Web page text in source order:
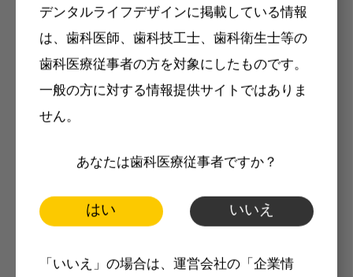
デンタルライフデザインに掲載している情報
は、歯科医師、歯科技工士、歯科衛生士等の
歯科医療従事者の方を対象にしたものです。
一般の方に対する情報提供サイトではありま
せん。
あなたは歯科医療従事者ですか？
はい いいえ
「いいえ」の場合は、運営会社の「企業情
メリット
Internet DOに掲載されている
Internet DOに掲載されている製品の